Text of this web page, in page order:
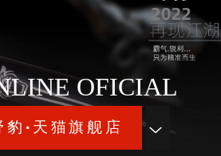
OFICIAL
豹·天猫旗舰店